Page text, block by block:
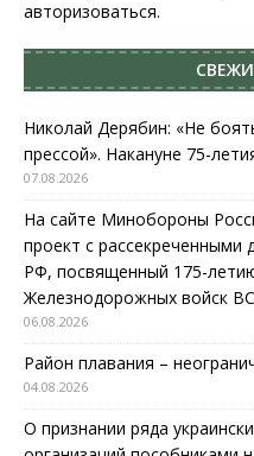
авторизоваться.
Николай Дерябин: «Не
прессой». Накануне 75-
07.08.2026
На сайте Минобороны
проект с
РФ, посвященный 175-
Железнодорожных войск
06.08.2026
Район плавания –
04.08.2026
О признании ряда